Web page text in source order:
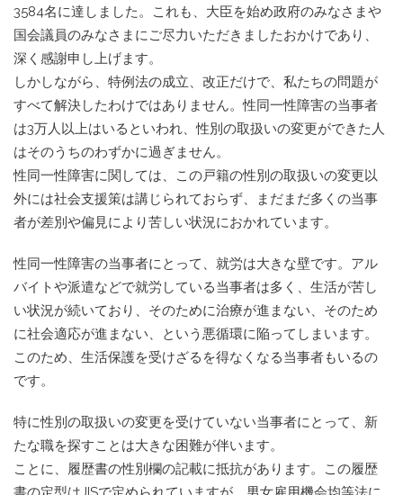
3584名に達しました。これも、大臣を始め政府のみなさまや
国会議員のみなさまにご尽力いただきましたおかけであり、
深く感謝申し上げます。
しかしながら、特例法の成立、改正だけで、私たちの問題が
すべて解決したわけではありません。性同一性障害の当事者
は3万人以上はいるといわれ、性別の取扱いの変更ができた人
はそのうちのわずかに過ぎません。
性同一性障害に関しては、この戸籍の性別の取扱いの変更以
外には社会支援策は講じられておらず、まだまだ多くの当事
者が差別や偏見により苦しい状況におかれています。
性同一性障害の当事者にとって、就労は大きな壁です。アル
バイトや派遣などで就労している当事者は多く、生活が苦し
い状況が続いており、そのために治療が進まない、そのため
に社会適応が進まない、という悪循環に陥ってしまいます。
このため、生活保護を受けざるを得なくなる当事者もいるの
です。
特に性別の取扱いの変更を受けていない当事者にとって、新
たな職を探すことは大きな困難が伴います。
ことに、履歴書の性別欄の記載に抵抗があります。この履歴